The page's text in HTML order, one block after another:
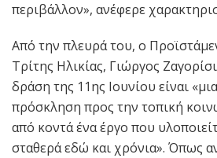
περιβάλλον», ανέφερε
Από την πλευρά του, ο
Τρίτης Ηλικίας, Γιώργος
δράση της 11ης Ιουνίου είναι
πρόσκληση προς την τοπική
από κοντά ένα έργο που
σταθερά εδώ και χρόνια». Όπως